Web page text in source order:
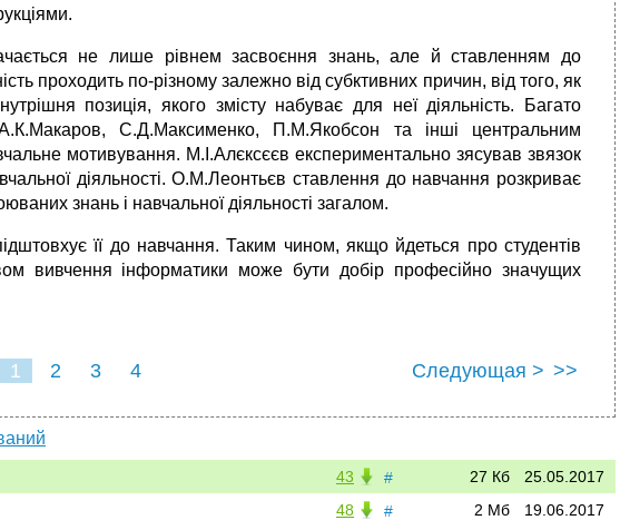
не лише рівнем засвоєння знань, але й ставленням до
проходить по-різному залежно від субктивних причин, від того, як
позиція, якого змісту набуває для неї діяльність. Багато
С.Д.Максименко, П.М.Якобсон та інші центральним
мотивування. М.І.Алєксєєв експериментально зясував звязок
діяльності. О.М.Леонтьєв ставлення до навчання розкриває
знань і навчальної діяльності загалом.
її до навчання. Таким чином, якщо йдеться про студентів
вивчення інформатики може бути добір професійно значущих
1 2 3 4 Следующая > >>
# 25.05.2017
27 Кб
43
#
19.06.2017
2 Мб
48